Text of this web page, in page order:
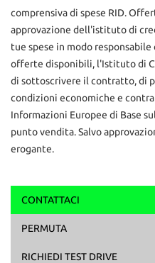
Ho letto e accetto
Acconsento al
comprensiva di spese RID.
approvazione dell'istituto di
tue spese in modo
offerte disponibili, l'Istituto di
di sottoscrivere il contratto, di
condizioni economiche e
Informazioni Europee di Base
punto vendita. Salvo
erogante.
CONTATTACI
PERMUTA
RICHIEDI TEST DRIVE